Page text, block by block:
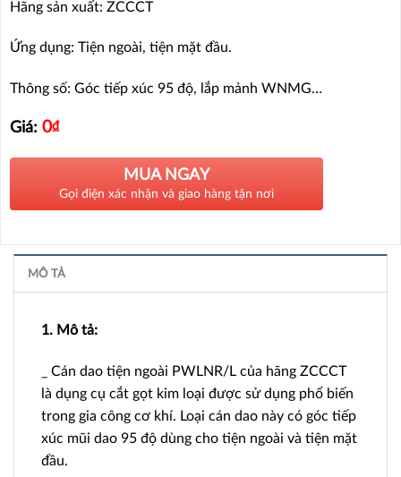
Hãng sản xuất: ZCCCT
Ứng dụng: Tiện ngoài, tiện mặt đầu.
Thông số: Góc tiếp xúc 95 độ, lắp mảnh WNMG…
Giá: 0₫
MUA NGAY
Gọi điện xác nhận và giao hàng tận nơi
MÔ TẢ
1. Mô tả:
_ Cán dao tiện ngoài PWLNR/L của hãng ZCCCT
là dụng cụ cắt gọt kim loại được sử dụng phổ biến
trong gia công cơ khí. Loại cán dao này có góc tiếp
xúc mũi dao 95 độ dùng cho tiện ngoài và tiện mặt
đầu.